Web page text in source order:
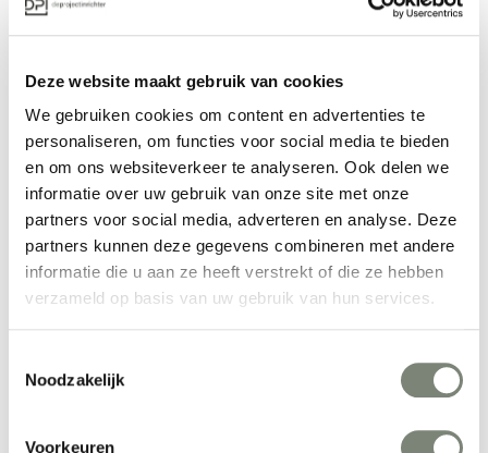
Deze website maakt gebruik van cookies
We gebruiken cookies om content en advertenties te
personaliseren, om functies voor social media te bieden
en om ons websiteverkeer te analyseren. Ook delen we
informatie over uw gebruik van onze site met onze
partners voor social media, adverteren en analyse. Deze
partners kunnen deze gegevens combineren met andere
informatie die u aan ze heeft verstrekt of die ze hebben
verzameld op basis van uw gebruik van hun services.
Noodzakelijk
Voorkeuren
Emmanuel Babled
Enrico Franzolini
Enrico Fratesi
Enzo Berti
Eric Solé
Erik Magnussen
Erik Munnikhof